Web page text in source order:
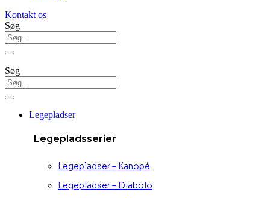
Kontakt os
Søg
Søg
Legepladser
Legepladsserier
Legepladser – Kanopé
Legepladser – Diabolo